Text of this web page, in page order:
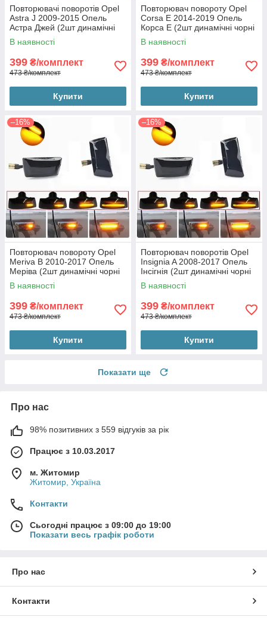
Повторювачі поворотів Opel
Astra J 2009-2015 Опель
Астра Джей (2шт динамічні
чорні ЛЕД)
В наявності
399 ₴/комплект
473 ₴/комплект
Купити
Повторювач повороту Opel
Corsa E 2014-2019 Опель
Корса Е (2шт динамічні чорні
ЛЕД)
В наявності
399 ₴/комплект
473 ₴/комплект
Купити
–16%
Повторювач повороту Opel
Meriva B 2010-2017 Опель
Меріва (2шт динамічні чорні
ЛЕД)
В наявності
399 ₴/комплект
473 ₴/комплект
Купити
–16%
Повторювач поворотів Opel
Insignia A 2008-2017 Опель
Інсігнія (2шт динамічні чорні
ЛЕД)
В наявності
399 ₴/комплект
473 ₴/комплект
Купити
Показати ще
Про нас
98% позитивних з 559 відгуків за рік
Працює з 10.03.2017
м. Житомир
Житомир, Україна
Контакти
Сьогодні працює з 09:00 до 19:00
Показати весь графік роботи
Про нас
Контакти